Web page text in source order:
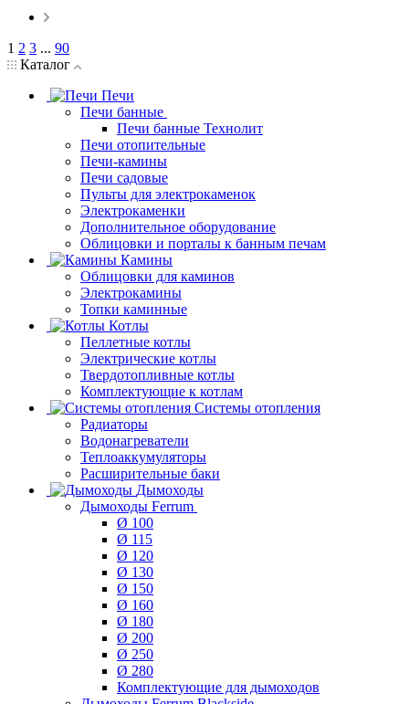
1 2 3 ... 90
Каталог
Печи
Печи банные
Печи банные Технолит
Печи отопительные
Печи-камины
Печи садовые
Пульты для электрокаменок
Электрокаменки
Дополнительное оборудование
Облицовки и порталы к банным печам
Камины
Облицовки для каминов
Электрокамины
Топки каминные
Котлы
Пеллетные котлы
Электрические котлы
Твердотопливные котлы
Комплектующие к котлам
Системы отопления
Радиаторы
Водонагреватели
Теплоаккумуляторы
Расширительные баки
Дымоходы
Дымоходы Ferrum
Ø 100
Ø 115
Ø 120
Ø 130
Ø 150
Ø 160
Ø 180
Ø 200
Ø 250
Ø 280
Комплектующие для дымоходов